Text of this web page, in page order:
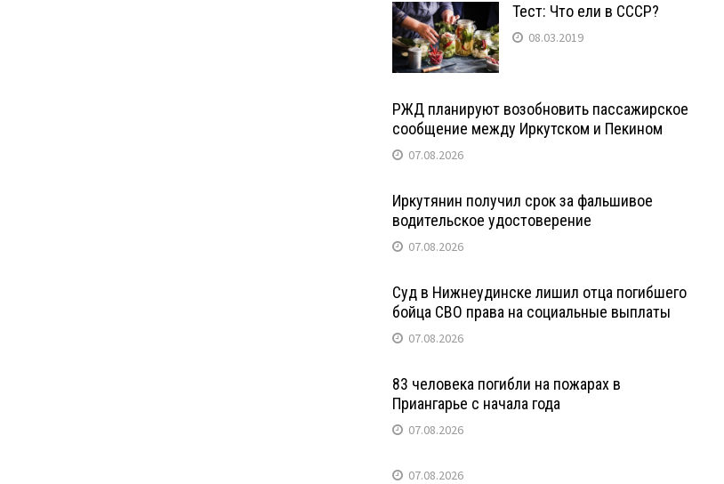
Тест: Что ели в СССР?
08.03.2019
РЖД планируют возобновить пассажирское
сообщение между Иркутском и Пекином
07.08.2026
Иркутянин получил срок за фальшивое
водительское удостоверение
07.08.2026
Суд в Нижнеудинске лишил отца погибшего
бойца СВО права на социальные выплаты
07.08.2026
83 человека погибли на пожарах в
Приангарье с начала года
07.08.2026
07.08.2026